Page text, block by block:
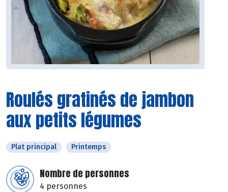
Roulés gratinés de jambon
aux petits légumes
Plat principal Printemps
Nombre de personnes
4 personnes